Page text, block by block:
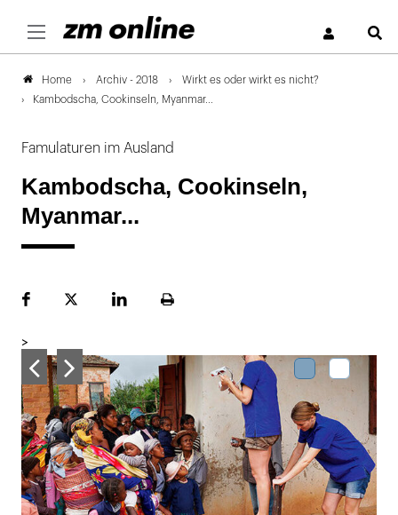
Home Archiv - 2018
Wirkt es oder wirkt es nicht?
Kambodscha, Cookinseln, Myanmar...
Famulaturen im Ausland
Kambodscha, Cookinseln,
Myanmar...
FacebookPlattformLinekdInSeite
>